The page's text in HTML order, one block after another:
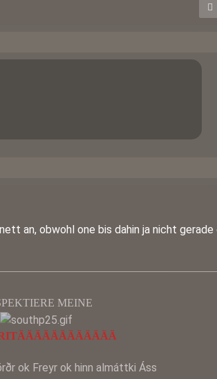
an, obwohl one bis dahin ja nicht gerade
MEINE
ok Freyr ok hinn almáttki Áss